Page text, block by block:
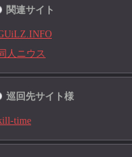
関連サイト
同人ニウス
巡回先サイト様
time